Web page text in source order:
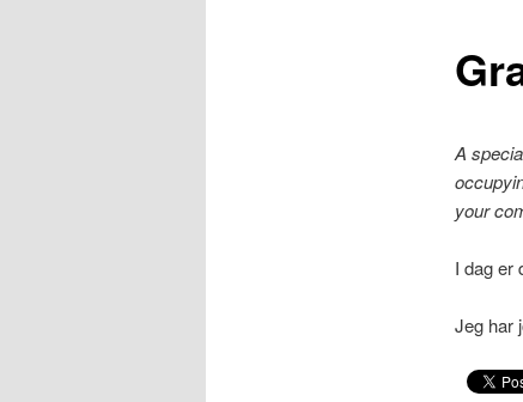
A
your
I dag er
Jeg har